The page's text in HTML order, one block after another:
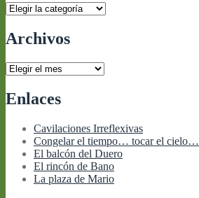
Categorías
Archivos
Archivos
Enlaces
Cavilaciones Irreflexivas
Congelar el tiempo… tocar el cielo…
El balcón del Duero
El rincón de Bano
La plaza de Mario